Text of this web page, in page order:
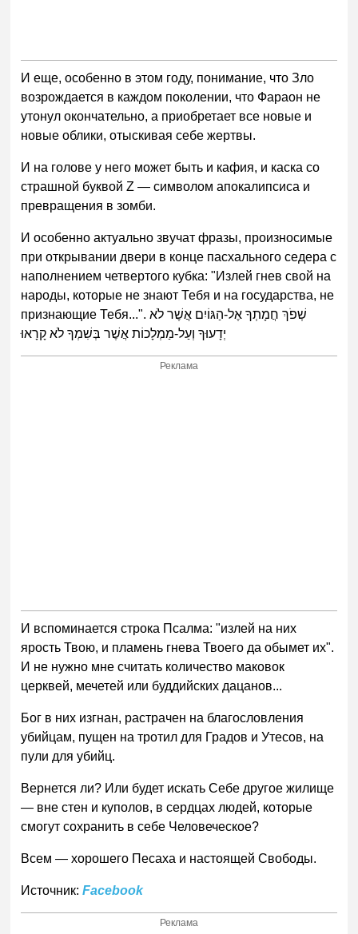
И еще, особенно в этом году, понимание, что Зло
возрождается в каждом поколении, что Фараон не
утонул окончательно, а приобретает все новые и
новые облики, отыскивая себе жертвы.
И на голове у него может быть и кафия, и каска со
страшной буквой Z — символом апокалипсиса и
превращения в зомби.
И особенно актуально звучат фразы, произносимые
при открывании двери в конце пасхального седера с
наполнением четвертого кубка: "Излей гнев свой на
народы, которые не знают Тебя и на государства, не
признающие Тебя...". שְׁפֹךְ חֲמָתְךָ אֶל-הַגּוֹיִם אֲשֶׁר לֹא
Реклама
И вспоминается строка Псалма: "излей на них
ярость Твою, и пламень гнева Твоего да обымет их".
И не нужно мне считать количество маковок
церквей, мечетей или буддийских дацанов...
Бог в них изгнан, растрачен на благословления
убийцам, пущен на тротил для Градов и Утесов, на
пули для убийц.
Вернется ли? Или будет искать Себе другое жилище
— вне стен и куполов, в сердцах людей, которые
смогут сохранить в себе Человеческое?
Всем — хорошего Песаха и настоящей Свободы.
Источник:Facebook
Реклама